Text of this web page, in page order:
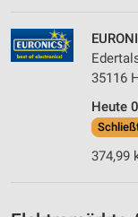
35116
Heute
374,99
Messung der
Analyse von